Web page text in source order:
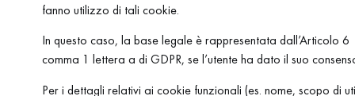
fanno utilizzo di tali cookie.
In questo caso, la base legale è rappresentata dall’Articolo 6
comma 1 lettera a di GDPR, se l’utente ha dato il suo
Per i dettagli relativi ai cookie funzionali (es. nome, scopo di